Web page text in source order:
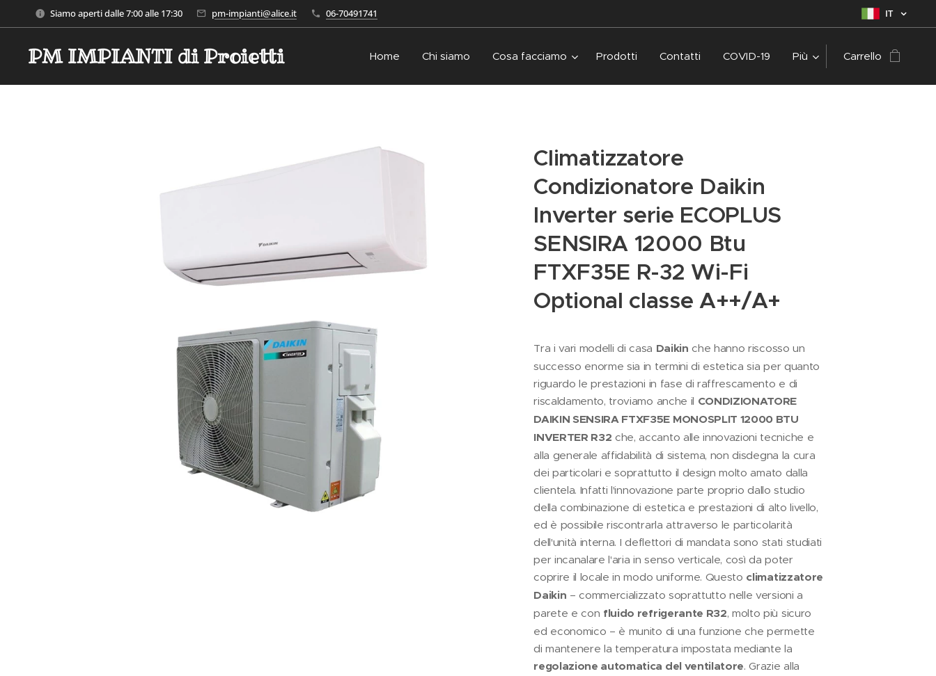
Siamo aperti dalle 7:00 alle 17:30 pm-impianti@alice.it 06-70491741 IT
PM IMPIANTI di Proietti
M.
Home Chi siamo Cosa facciamo Prodotti Contatti COVID-19 Più Carrello
Climatizzatore
Condizionatore Daikin
Inverter serie ECOPLUS
SENSIRA 12000 Btu
FTXF35E R-32 Wi-Fi
Optional classe A++/A+
Tra i vari modelli di casa Daikin che hanno riscosso un
successo enorme sia in termini di estetica sia per quanto
riguardo le prestazioni in fase di raffrescamento e di
riscaldamento, troviamo anche il CONDIZIONATORE
DAIKIN SENSIRA FTXF35E MONOSPLIT 12000 BTU
INVERTER R32 che, accanto alle innovazioni tecniche e
alla generale affidabilità di sistema, non disdegna la cura
dei particolari e soprattutto il design molto amato dalla
clientela. Infatti l'innovazione parte proprio dallo studio
della combinazione di estetica e prestazioni di alto livello,
ed è possibile riscontrarla attraverso le particolarità
dell'unità interna. I deflettori di mandata sono stati studiati
per incanalare l'aria in senso verticale, così da poter
coprire il locale in modo uniforme. Questo climatizzatore
Daikin – commercializzato soprattutto nelle versioni a
parete e con fluido refrigerante R32, molto più sicuro
ed economico – è munito di una funzione che permette
di mantenere la temperatura impostata mediante la
regolazione automatica del ventilatore. Grazie alla